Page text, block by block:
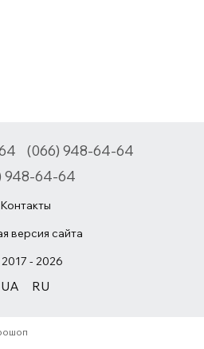
(066) 948-64-64
948-64-64
Контакты
версия сайта
- 2026
UA RU